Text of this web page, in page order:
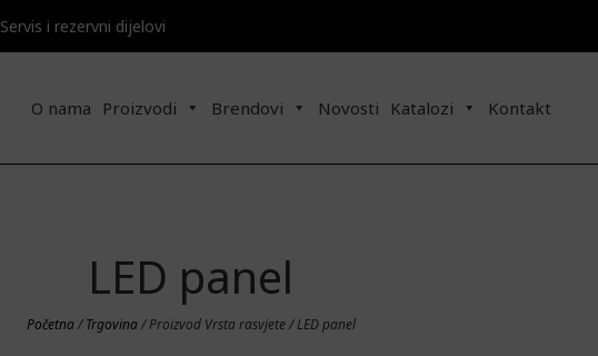
Servis i rezervni dijelovi​​
O nama Proizvodi Brendovi Novosti Katalozi Kontakt
LED panel
Početna/Trgovina/ Proizvod Vrsta rasvjete / LED panel